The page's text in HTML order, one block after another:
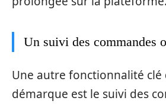
Un suivi des commandes
Une autre fonctionnalité clé
démarque est le suivi des